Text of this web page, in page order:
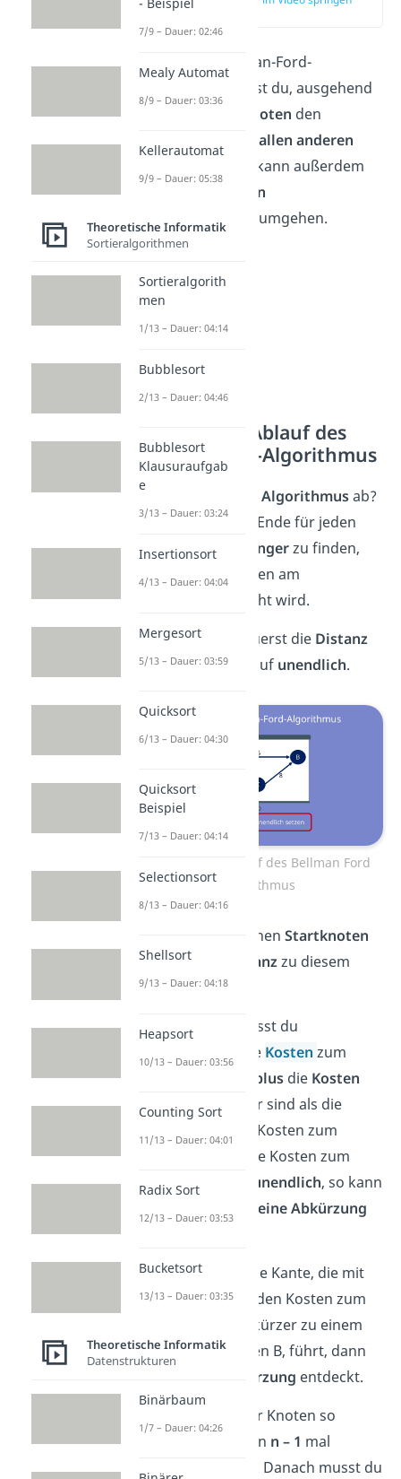
Mithilfe des Bellman-Ford-
Algorithmus kannst du, ausgehend
Startknoten den
kürzesten Weg zuallen anderen
finden. Er kann außerdem
negativen
Kantengewichten
umgehen.
Allgemeiner Ablauf des
Bellman-Ford-Algorithmus
Doch wie läuft derAlgorithmusab?
Das Ziel ist es, am Ende für jeden
Knoten denVorgängerzu finden,
über den der Knoten am
günstigsten erreicht wird.
Hierfür setzt du zuerst die Distanz
zu jedem Knoten auf unendlich.
Allgemeiner Ablauf des Bellman Ford
Algorithmus
Dann wählst du einenStartknoten
und setzt die
Distanzzu diesem
Knoten auf0.
Für jede Kante musst du
überprüfen, ob die Kosten zum
plus die Kosten
der
Kantegeringer sind als die
bisher bekannten Kosten zum
Zielknoten. Sind die Kosten zum
Ausgangsknoten
unendlich, so kann
keine Abkürzung
Findest du also eine Kante, die mit
ihren Kosten plus den Kosten zum
Ausgangsknoten kürzer zu einem
Knoten, hier Knoten B, führt, dann
Abkürzung entdeckt.
die Anzahl der Knoten so
müssen alle Knoten n – 1 mal
überprüft werden. Danach musst du
7/9 – Dauer: 02:46
Mealy Automat
8/9 – Dauer: 03:36
Kellerautomat
9/9 – Dauer: 05:38
Theoretische Informatik
Sortieralgorithmen
Sortieralgorith
men
1/13 – Dauer: 04:14
Bubblesort
2/13 – Dauer: 04:46
Bubblesort
Klausuraufgab
e
3/13 – Dauer: 03:24
Insertionsort
4/13 – Dauer: 04:04
Mergesort
5/13 – Dauer: 03:59
Quicksort
6/13 – Dauer: 04:30
Quicksort
Beispiel
7/13 – Dauer: 04:14
Selectionsort
8/13 – Dauer: 04:16
Shellsort
9/13 – Dauer: 04:18
Heapsort
10/13 – Dauer: 03:56
Counting Sort
11/13 – Dauer: 04:01
Radix Sort
12/13 – Dauer: 03:53
Bucketsort
13/13 – Dauer: 03:35
Theoretische Informatik
Datenstrukturen
Binärbaum
1/7 – Dauer: 04:26